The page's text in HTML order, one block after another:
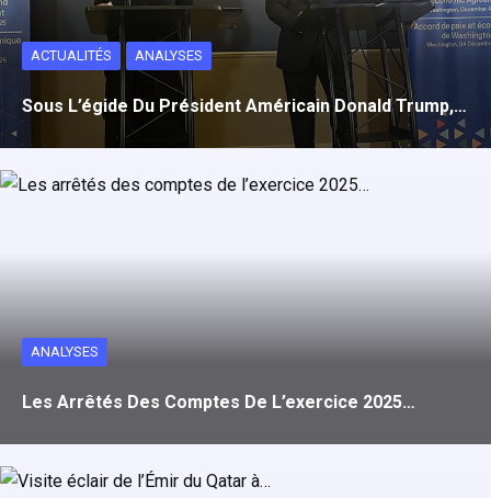
ACTUALITÉS ANALYSES
Sous L’égide Du Président Américain Donald Trump,…
ANALYSES
Les Arrêtés Des Comptes De L’exercice 2025…